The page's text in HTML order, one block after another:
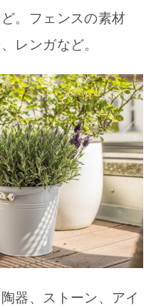
。フェンスの素材
レンガなど。
器、ストーン、アイ